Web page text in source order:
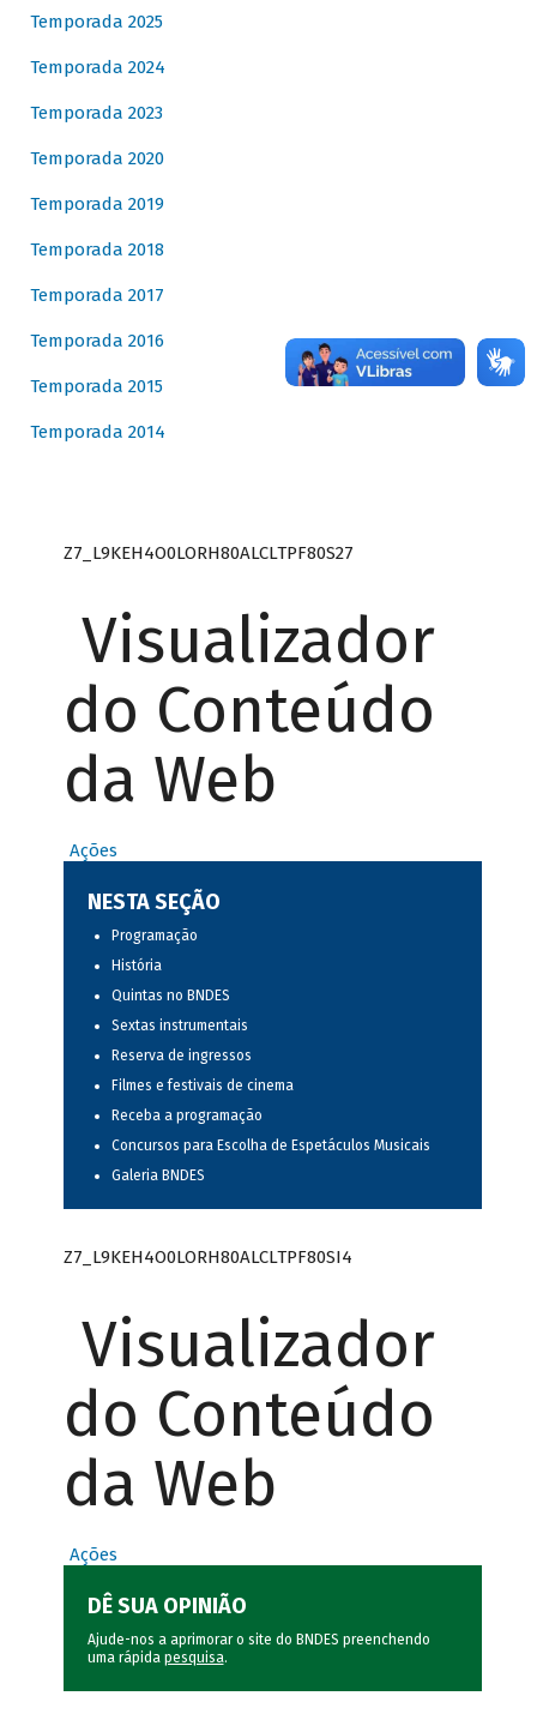
Temporada 2025
Temporada 2024
Temporada 2023
Temporada 2020
Temporada 2019
Temporada 2018
Temporada 2017
Temporada 2016
Temporada 2015
Temporada 2014
Z7_L9KEH4O0LORH80ALCLTPF80S27
Visualizador
do Conteúdo
da Web
Ações
NESTA SEÇÃO
Programação
História
Quintas no BNDES
Sextas instrumentais
Reserva de ingressos
Filmes e festivais de cinema
Receba a programação
Concursos para Escolha de Espetáculos Musicais
Galeria BNDES
Z7_L9KEH4O0LORH80ALCLTPF80SI4
Visualizador
do Conteúdo
da Web
Ações
DÊ SUA OPINIÃO
Ajude-nos a aprimorar o site do BNDES preenchendo
uma rápida pesquisa.